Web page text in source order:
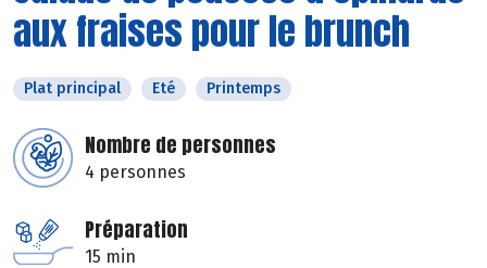
aux fraises pour le brunch
Plat principal Eté Printemps
Nombre de personnes
4 personnes
Préparation
15 min